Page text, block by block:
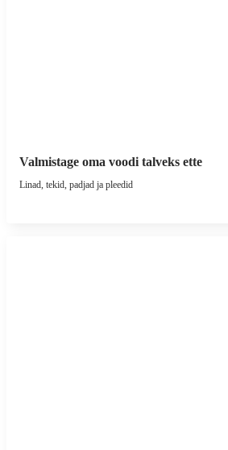
Valmistage oma voodi talveks ette
Linad, tekid, padjad ja pleedid